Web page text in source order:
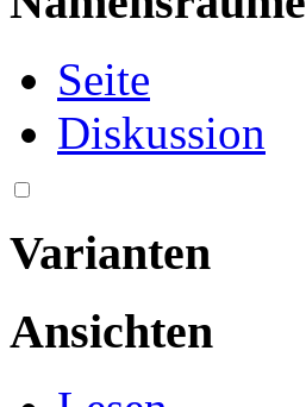
Seite
Diskussion
Varianten
Ansichten